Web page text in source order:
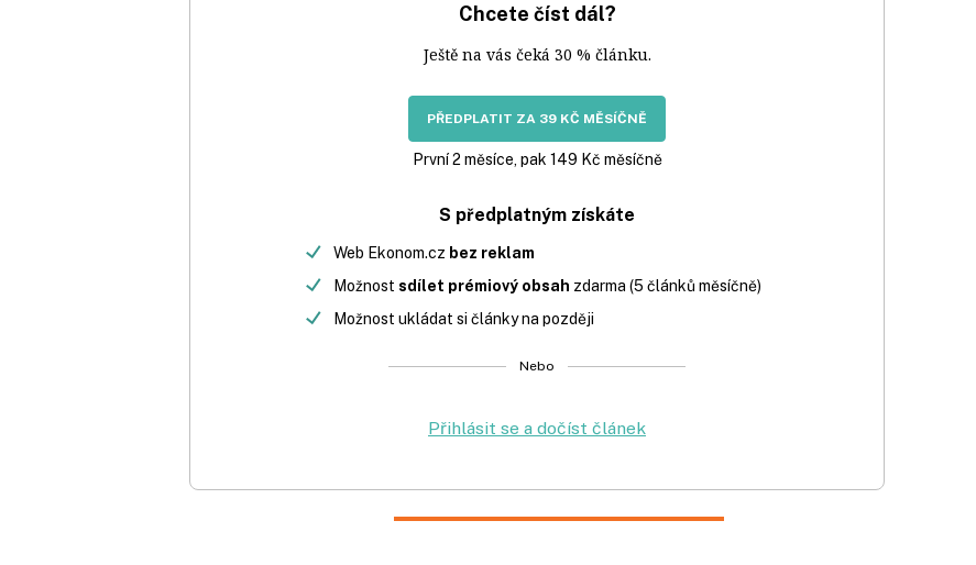
Chcete číst dál?
Ještě na vás čeká 30 % článku.
PŘEDPLATIT ZA 39 KČ MĚSÍČNĚ
První 2 měsíce, pak 149 Kč měsíčně
S předplatným získáte
Web Ekonom.cz bez reklam
Možnost sdílet prémiový obsah zdarma (5 článků měsíčně)
Možnost ukládat si články na později
Nebo
Přihlásit se a dočíst článek